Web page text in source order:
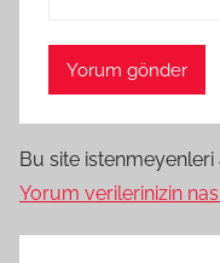
Bu site istenmeyenleri
Yorum verilerinizin